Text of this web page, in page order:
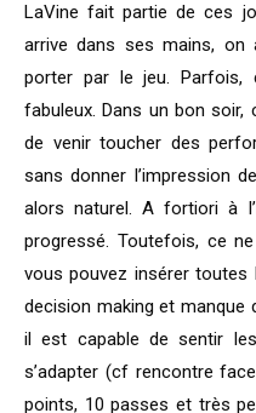
LaVine fait partie de ces
arrive dans ses mains, on
porter par le jeu. Parfois,
fabuleux. Dans un bon
de venir toucher des
sans donner l’impression
alors naturel. A fortiori à
progressé. Toutefois, ce
vous pouvez insérer toutes
decision making et manque
il est capable de sentir
s’adapter (cf rencontre
points, 10 passes et très